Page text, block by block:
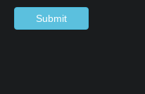
Submit